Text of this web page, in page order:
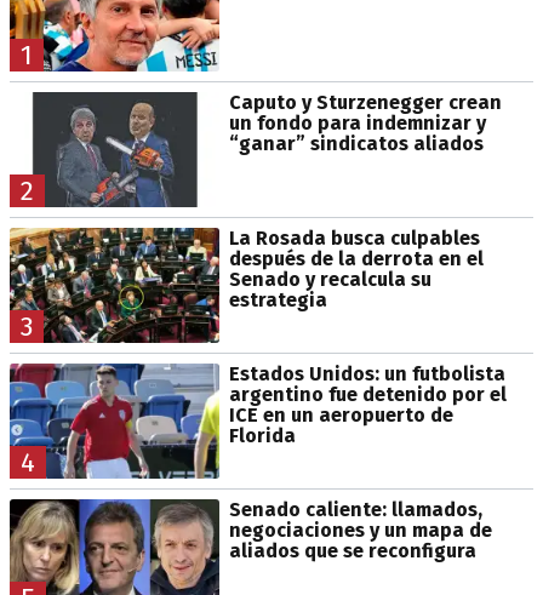
1
2
Caputo y Sturzenegger crean
un fondo para indemnizar y
“ganar” sindicatos aliados
3
La Rosada busca culpables
después de la derrota en el
Senado y recalcula su
estrategia
4
Estados Unidos: un futbolista
argentino fue detenido por el
ICE en un aeropuerto de
Florida
Senado caliente: llamados,
negociaciones y un mapa de
aliados que se reconfigura